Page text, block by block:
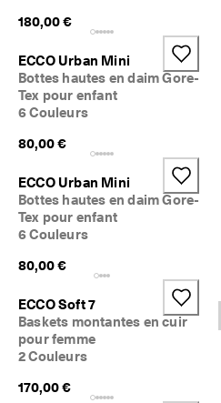
180,00 €
ECCO Urban Mini
Bottes hautes en daim Gore-
Tex pour enfant
6 Couleurs
80,00 €
ECCO Urban Mini
Bottes hautes en daim Gore-
Tex pour enfant
6 Couleurs
80,00 €
ECCO Soft 7
Baskets montantes en cuir
pour femme
2 Couleurs
170,00 €